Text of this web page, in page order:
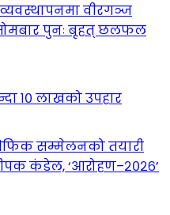
वीरगञ्ज
पुनः बृहत् छलफल
१० लाखको उपहार
सम्मेलनको तयारी
कंडेल, ‘आरोहण–२०२६’